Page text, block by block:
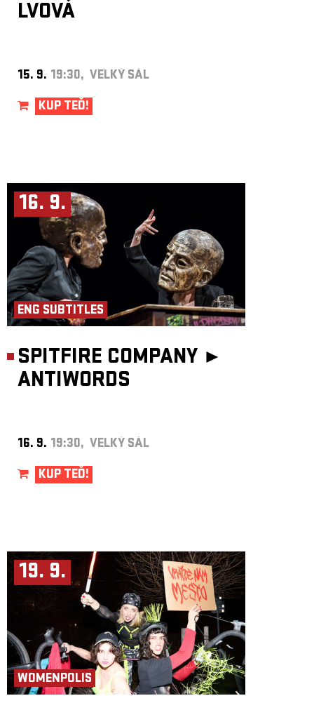
Foto: Lars Opstad
LVOVÁ
15. 9. 19:30, VELKÝ SÁL
KUP TEĎ!
16. 9.
ENG SUBTITLES
SPITFIRE COMPANY ►
ANTIWORDS
16. 9. 19:30, VELKÝ SÁL
KUP TEĎ!
19. 9.
WOMENPOLIS